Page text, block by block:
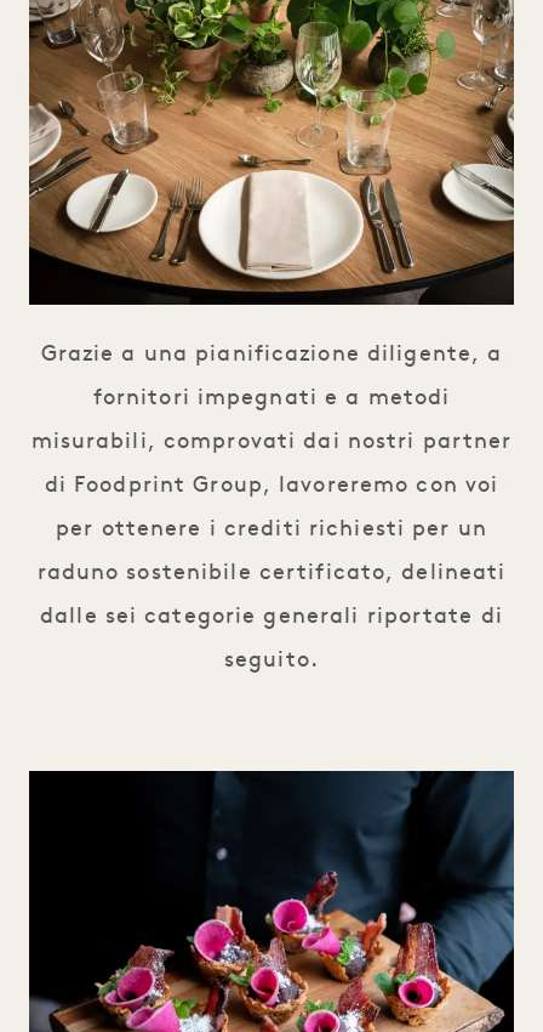
Grazie a una pianificazione diligente, a
fornitori impegnati e a metodi
misurabili, comprovati dai nostri partner
di Foodprint Group, lavoreremo con voi
per ottenere i crediti richiesti per un
raduno sostenibile certificato, delineati
dalle sei categorie generali riportate di
seguito.